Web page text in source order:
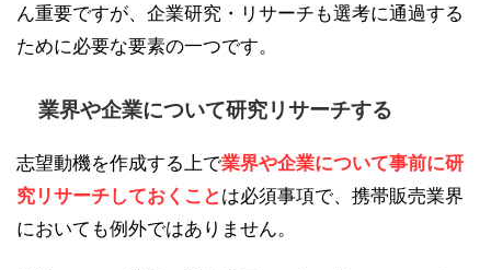
ん重要ですが、企業研究・リサーチも選考に通過する
ために必要な要素の一つです。
業界や企業について研究リサーチする
志望動機を作成する上で業界や企業について事前に研
究リサーチしておくこと は必須事項で、携帯販売業界
においても例外ではありません。